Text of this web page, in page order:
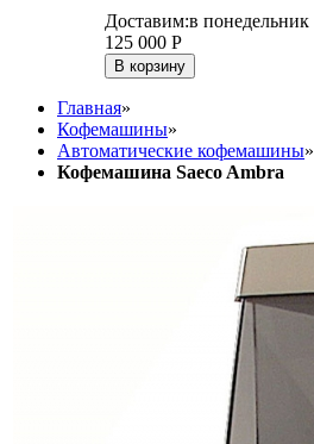
Доставим:в понедельник
125 000 Р
В корзину
Главная»
Кофемашины»
Автоматические кофемашины»
Кофемашина Saeco Ambra